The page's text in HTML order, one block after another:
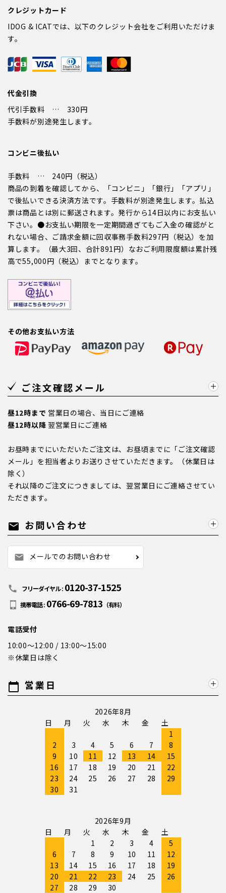
クレジットカード
IDOG & ICATでは、以下のクレジット会社をご利用いただけま
す。
代金引換
代引手数料 … 330円
手数料が別途発生します。
コンビニ後払い
手数料 … 240円（税込）
商品の到着を確認してから、「コンビニ」「銀行」「アプリ」
で後払いできる決済方法です。手数料が別途発生します。払込
票は商品とは別に郵送されます。発行から14日以内にお支払い
下さい。●お支払い期限を一定期間過ぎてもご入金の確認がと
れない場合、ご請求金額に回収事務手数料297円（税込）を加
算します。（最大3回、合計891円）なおご利用限度額は累計残
高で55,000円（税込）までとなります。
その他お支払い方法
ご注文確認メール
昼12時まで 営業日の場合、当日にご連絡
昼12時以降 翌営業日にご連絡
お昼時までにいただいたご注文は、お昼頃までに「ご注文確認
メール」を担当者よりお送りさせていただきます。（休業日は
除く）
それ以降のご注文につきましては、翌営業日にご連絡させてい
ただきます。
mail お問い合わせ
mail メールでのお問い合わせ
call フリーダイヤル : 0120-37-1525
携帯電話 : 0766-69-7813 （有料）
電話受付
10:00～12:00 / 13:00～15:00
※休業日は除く
calendar_today 営業日
2026年8月
日
月 火 水 木 金
土
1
2
3 4 5 6 7
8
9
10 11 12 13 14
15
16
17 18 19 20 21
22
23
24 25 26 27 28
29
30
31
2026年9月
日
月 火 水 木 金
土
1
2 3 4
5
6
7 8 9 10 11
12
13
14 15 16 17 18
19
20
21 22 23 24 25
26
27
28 29
30